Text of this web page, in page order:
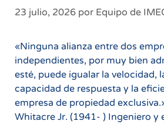
23 julio, 2026 por Equipo de
«Ninguna alianza entre dos
independientes, por muy bien
esté, puede igualar la velocidad,
capacidad de respuesta y la
empresa de propiedad
Whitacre Jr. (1941- ) Ingeniero y